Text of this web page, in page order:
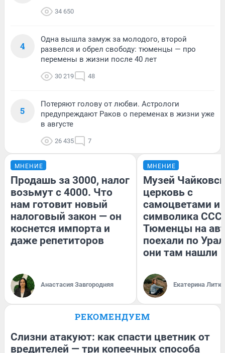
34 650
4
Одна вышла замуж за молодого, второй
развелся и обрел свободу: тюменцы — про
перемены в жизни после 40 лет
30 219 48
5
Потеряют голову от любви. Астрологи
предупреждают Раков о переменах в жизни уже
в августе
26 435 7
МНЕНИЕ
Продашь за 3000, налог
возьмут с 4000. Что
нам готовит новый
налоговый закон — он
коснется импорта и
даже репетиторов
Анастасия Завгородняя
МНЕНИЕ
Музей
церковь с
самоцветами и
символика
Тюменцы на
поехали по
они там нашли
Екатерина
РЕКОМЕНДУЕМ
Слизни атакуют: как спасти цветник от
вредителей — три копеечных способа